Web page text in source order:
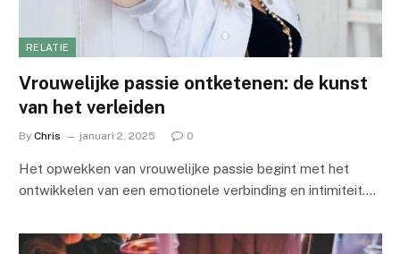
RELATIE
Vrouwelijke passie ontketenen: de kunst
van het verleiden
By Chris januari 2, 2025 0
Het opwekken van vrouwelijke passie begint met het
ontwikkelen van een emotionele verbinding en intimiteit.…